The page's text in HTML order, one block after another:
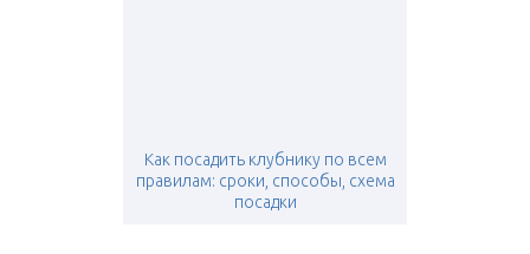
Как посадить клубнику по всем
правилам: сроки, способы, схема
посадки